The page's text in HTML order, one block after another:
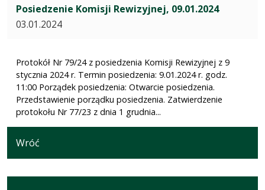
Posiedzenie Komisji Rewizyjnej, 09.01.2024
03.01.2024
Protokół Nr 79/24 z posiedzenia Komisji Rewizyjnej z 9
stycznia 2024 r. Termin posiedzenia: 9.01.2024 r. godz.
11:00 Porządek posiedzenia: Otwarcie posiedzenia.
Przedstawienie porządku posiedzenia. Zatwierdzenie
protokołu Nr 77/23 z dnia 1 grudnia...
Wróć